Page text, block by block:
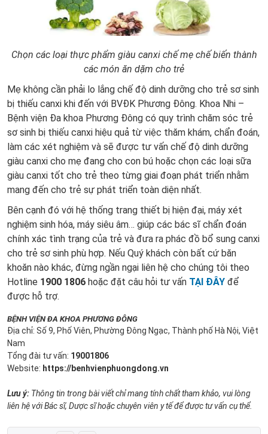
Chọn các loại thực phẩm giàu canxi chế mẹ chế biến thành
các món ăn dặm cho trẻ
Mẹ không cần phải lo lắng chế độ dinh dưỡng cho trẻ sơ sinh
bị thiếu canxi khi đến với BVĐK Phương Đông. Khoa Nhi –
Bệnh viện Đa khoa Phương Đông có quy trình chăm sóc trẻ
sơ sinh bị thiếu canxi hiệu quả từ việc thăm khám, chẩn đoán,
làm các xét nghiệm và sẽ được tư vấn chế độ dinh dưỡng
giàu canxi cho mẹ đang cho con bú hoặc chọn các loại sữa
giàu canxi tốt cho trẻ theo từng giai đoạn phát triển nhằm
mang đến cho trẻ sự phát triển toàn diện nhất.
Bên cạnh đó với hệ thống trang thiết bị hiện đại, máy xét
nghiệm sinh hóa, máy siêu âm… giúp các bác sĩ chẩn đoán
chính xác tình trạng của trẻ và đưa ra phác đồ bổ sung canxi
cho trẻ sơ sinh phù hợp. Nếu Quý khách còn bất cứ băn
khoăn nào khác, đừng ngần ngại liên hệ cho chúng tôi theo
Hotline 1900 1806 hoặc đặt câu hỏi tư vấn TẠI ĐÂY để
được hỗ trợ.
BỆNH VIỆN ĐA KHOA PHƯƠNG ĐÔNG
Địa chỉ: Số 9, Phố Viên, Phường Đông Ngạc, Thành phố Hà Nội, Việt
Nam
Tổng đài tư vấn: 19001806
Website: https://benhvienphuongdong.vn
Lưu ý: Thông tin trong bài viết chỉ mang tính chất tham khảo, vui lòng
liên hệ với Bác sĩ, Dược sĩ hoặc chuyên viên y tế để được tư vấn cụ thể.